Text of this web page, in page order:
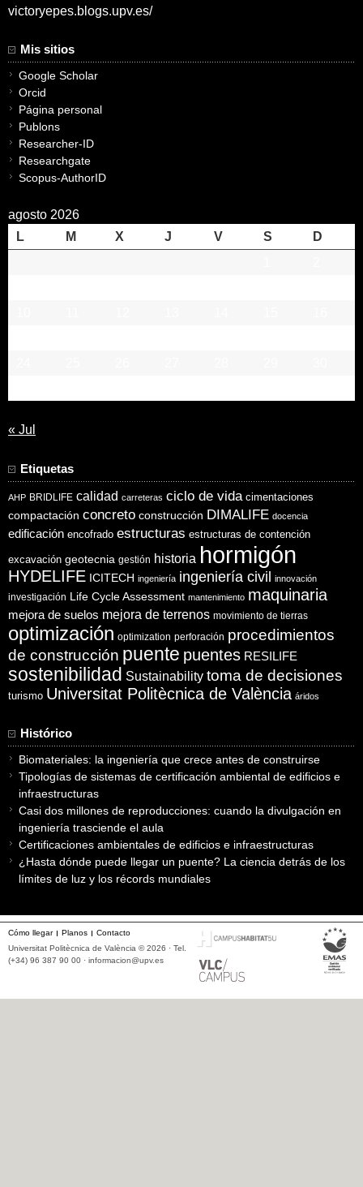
victoryepes.blogs.upv.es/
Mis sitios
Google Scholar
Orcid
Página personal
Publons
Researcher-ID
Researchgate
Scopus-AuthorID
agosto 2026
L
M X J V S
D
« Jul
Etiquetas
AHP BRIDLIFE calidad carreteras ciclo de vida cimentaciones
compactación concreto construcción DIMALIFE docencia
edificación encofrado estructuras estructuras de contención
excavación geotecnia gestión historia hormigón
HYDELIFE ICITECH ingeniería ingeniería civil innovación
investigación Life Cycle Assessment mantenimiento maquinaria
mejora de suelos mejora de terrenos movimiento de tierras
optimización optimization perforación procedimientos
de construcción puente puentes RESILIFE
sostenibilidad Sustainability toma de decisiones
turismo Universitat Politècnica de València áridos
Histórico
Biomateriales: la ingeniería que crece antes de construirse
Tipologías de sistemas de certificación ambiental de edificios e
infraestructuras
Casi dos millones de reproducciones: cuando la divulgación en
ingeniería trasciende el aula
Certificaciones ambientales de edificios e infraestructuras
¿Hasta dónde puede llegar un puente? La ciencia detrás de los
límites de luz y los récords mundiales
Cómo llegar Planos
Contacto
Universitat Politècnica de València © 2026 · Tel.
(+34) 96 387 90 00 · informacion@upv.es